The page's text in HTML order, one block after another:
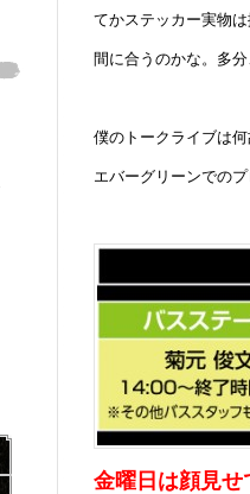
てかステッカー実物
間に合うのかな。多分
僕のトークライブは何
エバーグリーンでの
金曜日は顔見せ